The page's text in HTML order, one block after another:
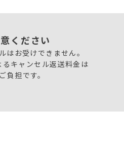
ください
はお受けできません。
キャンセル返送料金は
負担です。